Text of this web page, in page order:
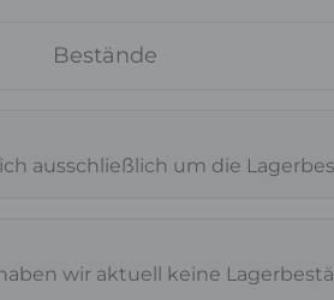
Bestände
ausschließlich um die
wir aktuell keine